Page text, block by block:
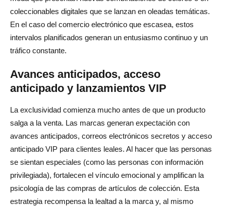
coleccionables digitales que se lanzan en oleadas temáticas.
En el caso del comercio electrónico que escasea, estos
intervalos planificados generan un entusiasmo continuo y un
tráfico constante.
Avances anticipados, acceso
anticipado y lanzamientos VIP
La exclusividad comienza mucho antes de que un producto
salga a la venta. Las marcas generan expectación con
avances anticipados, correos electrónicos secretos y acceso
anticipado VIP para clientes leales. Al hacer que las personas
se sientan especiales (como las personas con información
privilegiada), fortalecen el vínculo emocional y amplifican la
psicología de las compras de artículos de colección. Esta
estrategia recompensa la lealtad a la marca y, al mismo